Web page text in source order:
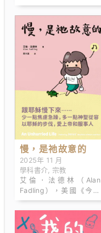
學入門
月刊總編輯，專長為科普
教育。
慢，是祂故意的
2025年 11 月
學科書介, 宗教
艾倫．法德林（Alan
Fadling），美國《今日
基督教》（Christianity
Today）年度書獎得獎作
家，美國加州「從容生